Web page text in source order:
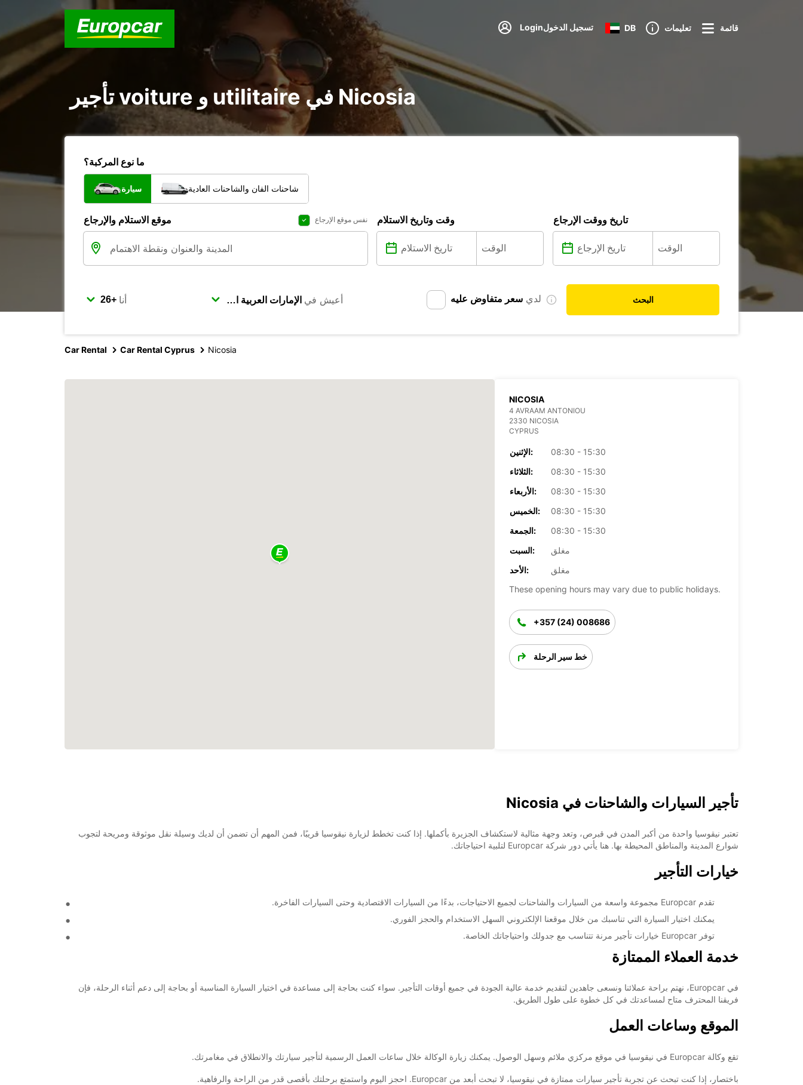
Loginتسجيل الدخول DB تعليمات قائمة
تأجير voiture و utilitaire في Nicosia
ما نوع المركبة؟
سيارة شاحنات الفان والشاحنات العادية
موقع الاستلام والإرجاع نفس موقع الإرجاع وقت وتاريخ الاستلام تاريخ ووقت الإرجاع
أنا أعيش في لدي سعر متفاوض عليه البحث
Car Rental Car Rental Cyprus Nicosia
NICOSIA
4 AVRAAM ANTONIOU
2330 NICOSIA
CYPRUS
الإثنين:
08:30 - 15:30
الثلاثاء:
08:30 - 15:30
الأربعاء:
08:30 - 15:30
الخميس:
08:30 - 15:30
الجمعة:
08:30 - 15:30
السبت:
مغلق
الأحد:
مغلق
These opening hours may vary due to public holidays.
+357 (24) 008686
خط سير الرحلة
تأجير السيارات والشاحنات في Nicosia
تعتبر نيقوسيا واحدة من أكبر المدن في قبرص، وتعد وجهة مثالية لاستكشاف الجزيرة بأكملها. إذا كنت تخطط لزيارة نيقوسيا قريبًا، فمن المهم أن تضمن أن لديك وسيلة نقل موثوقة ومريحة لتجوب
شوارع المدينة والمناطق المحيطة بها. هنا يأتي دور شركة Europcar لتلبية احتياجاتك.
خيارات التأجير
تقدم Europcar مجموعة واسعة من السيارات والشاحنات لجميع الاحتياجات، بدءًا من السيارات الاقتصادية وحتى السيارات الفاخرة.
يمكنك اختيار السيارة التي تناسبك من خلال موقعنا الإلكتروني السهل الاستخدام والحجز الفوري.
توفر Europcar خيارات تأجير مرنة تتناسب مع جدولك واحتياجاتك الخاصة.
خدمة العملاء الممتازة
في Europcar، نهتم براحة عملائنا ونسعى جاهدين لتقديم خدمة عالية الجودة في جميع أوقات التأجير. سواء كنت بحاجة إلى مساعدة في اختيار السيارة المناسبة أو بحاجة إلى دعم أثناء الرحلة، فإن
فريقنا المحترف متاح لمساعدتك في كل خطوة على طول الطريق.
الموقع وساعات العمل
تقع وكالة Europcar في نيقوسيا في موقع مركزي ملائم وسهل الوصول. يمكنك زيارة الوكالة خلال ساعات العمل الرسمية لتأجير سيارتك والانطلاق في مغامرتك.
باختصار، إذا كنت تبحث عن تجربة تأجير سيارات ممتازة في نيقوسيا، لا تبحث أبعد من Europcar. احجز اليوم واستمتع برحلتك بأقصى قدر من الراحة والرفاهية.